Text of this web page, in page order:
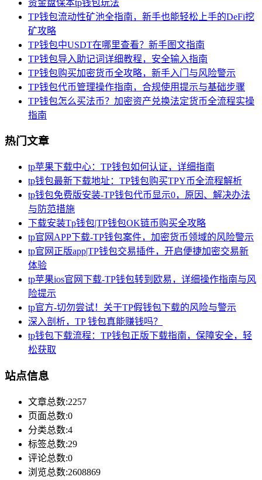
资金盘保本tp钱包玩法
TP钱包流动性矿池全指南，新手也能轻松上手的DeFi挖
矿攻略
TP钱包中USDT在哪里查看？新手图文指南
TP钱包导入助记词详细教程，安全输入指南
TP钱包购买加密货币全攻略，新手入门与风险警示
TP钱包代币管理操作指南，合规使用提示与基础步骤
TP钱包怎么买法币？加密资产兑换法定货币全流程实操
指南
热门文章
tp苹果下载中心：TP钱包如何认证，详细指南
tp钱包最新下载地址：TP钱包购买TPY币全流程解析
tp钱包免费版安装-TP钱包代币显示0，原因、解决办法
与防范措施
下载安装Tp钱包|TP钱包OK链币购买全攻略
tp官网APP下载-TP钱包案件，加密货币领域的风险警示
tp官网正版app|TP钱包交易插件，开启便捷加密交易新
体验
tp苹果ios官网下载-TP钱包转到欧易，详细操作指南与风
险提示
tp官方-切勿尝试！关于TP假钱包下载的风险与警示
深入剖析，TP 钱包真能赚钱吗？
tp钱包下载流程：TP钱包正版下载指南，保障安全，轻
松获取
站点信息
文章总数:2257
页面总数:0
分类总数:4
标签总数:29
评论总数:0
浏览总数:2608869